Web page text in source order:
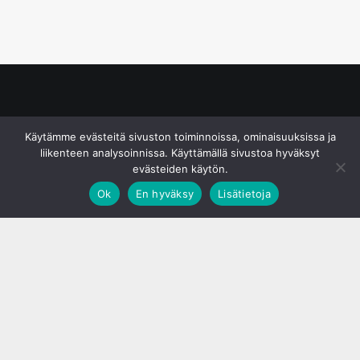
Käytämme evästeitä sivuston toiminnoissa, ominaisuuksissa ja
liikenteen analysoinnissa. Käyttämällä sivustoa hyväksyt
evästeiden käytön.
Ok
En hyväksy Lisätietoja